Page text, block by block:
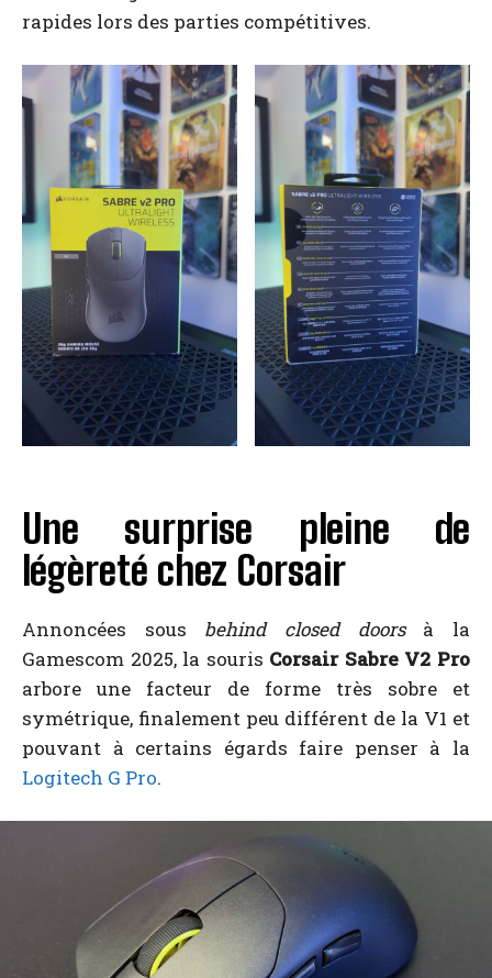
rapides lors des parties compétitives.
Une surprise pleine de
légèreté chez Corsair
Annoncées sous behind closed doorsà la
Gamescom 2025, la souris Corsair Sabre V2 Pro
arbore une facteur de forme très sobre et
symétrique, finalement peu différent de la V1 et
pouvant à certains égards faire penser à la
Logitech G Pro.